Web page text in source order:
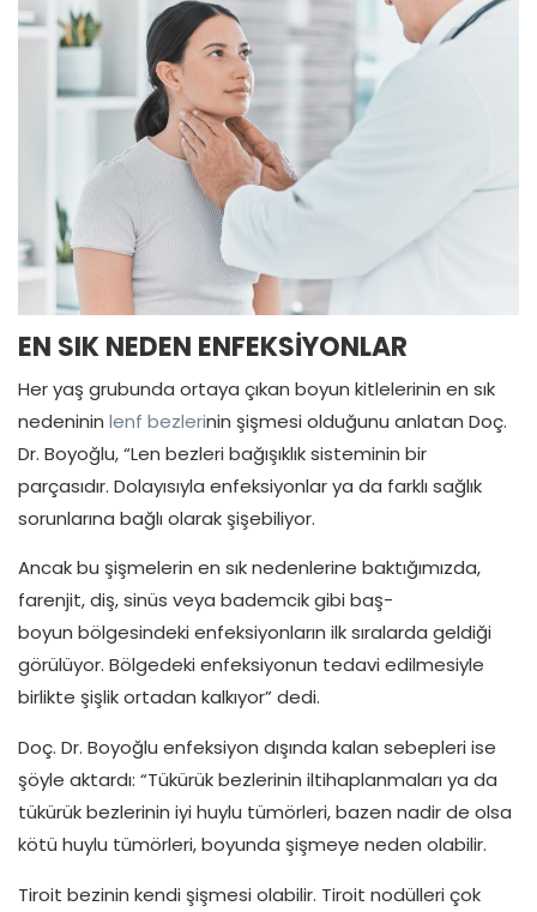
EN SIK NEDEN ENFEKSİYONLAR
Her yaş grubunda ortaya çıkan boyun kitlelerinin en sık
nedeninin lenf bezlerinin şişmesi olduğunu anlatan Doç.
Dr. Boyoğlu, “Len bezleri bağışıklık sisteminin bir
parçasıdır. Dolayısıyla enfeksiyonlar ya da farklı sağlık
sorunlarına bağlı olarak şişebiliyor.
Ancak bu şişmelerin en sık nedenlerine baktığımızda,
farenjit, diş, sinüs veya bademcik gibi baş-
boyun bölgesindeki enfeksiyonların ilk sıralarda geldiği
görülüyor. Bölgedeki enfeksiyonun tedavi edilmesiyle
birlikte şişlik ortadan kalkıyor” dedi.
Doç. Dr. Boyoğlu enfeksiyon dışında kalan sebepleri ise
şöyle aktardı: “Tükürük bezlerinin iltihaplanmaları ya da
tükürük bezlerinin iyi huylu tümörleri, bazen nadir de olsa
kötü huylu tümörleri, boyunda şişmeye neden olabilir.
Tiroit bezinin kendi şişmesi olabilir. Tiroit nodülleri çok